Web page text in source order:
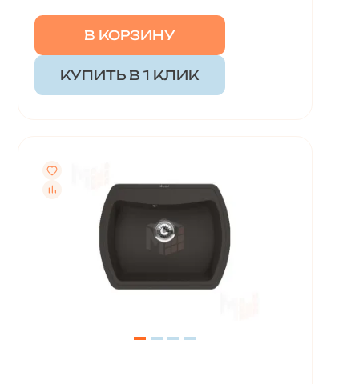
В КОРЗИНУ
КУПИТЬ В 1 КЛИК